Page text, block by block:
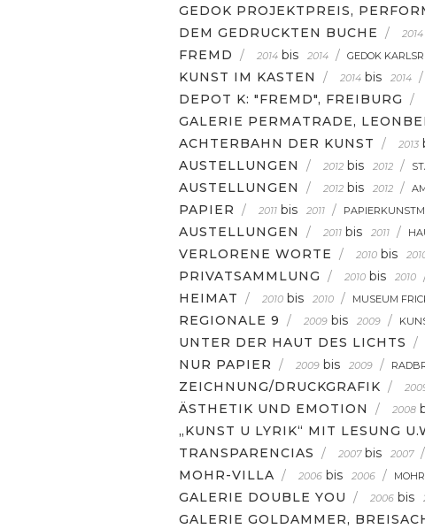
GEDOK PROJEKTPREIS,
DEM GEDRUCKTEN BUCHE / 2014
FREMD / 2014 bis 2014 / GEDOK
KUNST IM KASTEN / 2014 bis 2014 /
DEPOT K: "FREMD", FREIBURG /
GALERIE PERMATRADE,
ACHTERBAHN DER KUNST / 2013
AUSTELLUNGEN / 2012 bis 2012 /
AUSTELLUNGEN / 2012 bis 2012 /
PAPIER / 2011 bis 2011 /
AUSTELLUNGEN / 2011 bis 2011 /
VERLORENE WORTE / 2010 bis
PRIVATSAMMLUNG / 2010 bis 2010
HEIMAT / 2010 bis 2010 / MUSEUM
REGIONALE 9 / 2009 bis 2009 /
UNTER DER HAUT DES LICHTS /
NUR PAPIER / 2009 bis 2009 /
ZEICHNUNG/DRUCKGRAFIK /
ÄSTHETIK UND EMOTION / 2008
„KUNST U LYRIK“ MIT LESUNG
TRANSPARENCIAS / 2007 bis 2007 /
MOHR-VILLA / 2006 bis 2006 /
GALERIE DOUBLE YOU / 2006 bis
GALERIE GOLDAMMER,